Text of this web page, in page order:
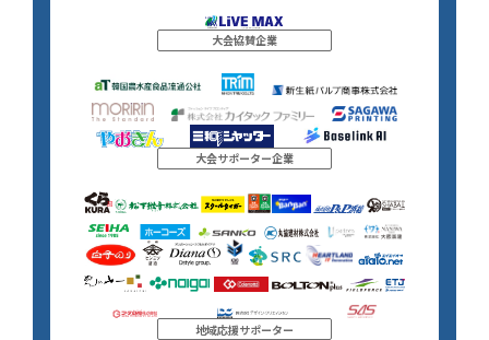
大会協賛企業
大会サポーター企業
地域応援サポーター